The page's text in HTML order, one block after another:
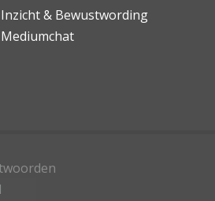
Inzicht & Bewustwording
Mediumchat